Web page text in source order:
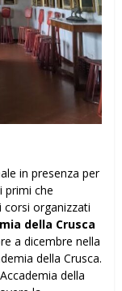
in presenza per
primi che
organizzati
della Crusca
a dicembre nella
della Crusca.
della